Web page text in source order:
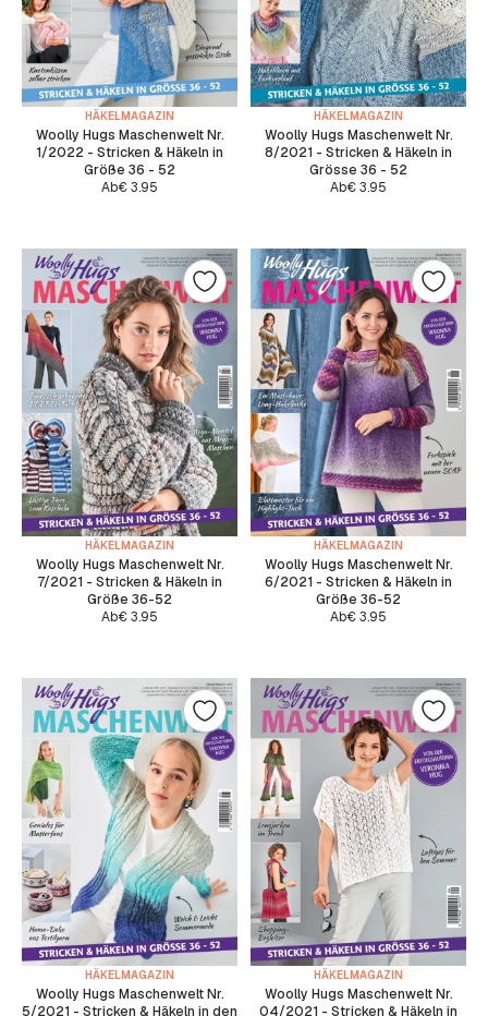
HÄKELMAGAZIN
Woolly Hugs Maschenwelt Nr.
1/2022 - Stricken & Häkeln in
Größe 36 - 52
Ab€3.95
HÄKELMAGAZIN
Woolly Hugs Maschenwelt Nr.
8/2021 - Stricken & Häkeln in
Grösse 36 - 52
Ab€3.95
HÄKELMAGAZIN
Woolly Hugs Maschenwelt Nr.
7/2021 - Stricken & Häkeln in
Größe 36-52
HÄKELMAGAZIN
Woolly Hugs Maschenwelt Nr.
6/2021 - Stricken & Häkeln in
Größe 36-52
HÄKELMAGAZIN HÄKELMAGAZIN